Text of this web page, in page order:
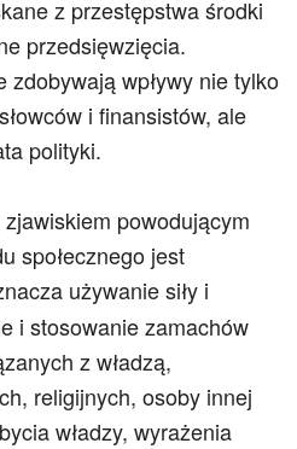
z przestępstwa środki
przedsięwzięcia.
wpływy nie tylko
i finansistów, ale
polityki.
powodującym
społecznego jest
używanie siły i
i stosowanie zamachów
z władzą,
religijnych, osoby innej
władzy, wyrażenia